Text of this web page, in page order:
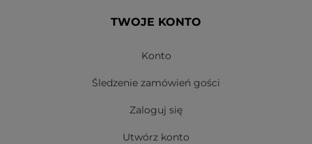
TWOJE KONTO
Konto
Śledzenie zamówień gości
Zaloguj się
Utwórz konto